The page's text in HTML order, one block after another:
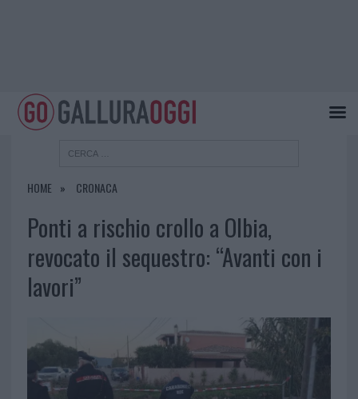
HOME CRONACA
Ponti a rischio crollo a Olbia,
revocato il sequestro: “Avanti con i
lavori”